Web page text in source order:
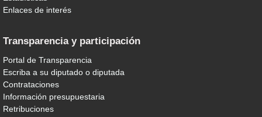
Enlaces de interés
Transparencia y participación
Portal de Transparencia
Escriba a su diputado o diputada
Contrataciones
Información presupuestaria
Retribuciones